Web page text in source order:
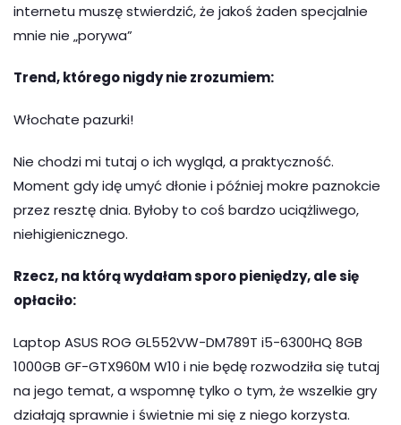
internetu muszę stwierdzić, że jakoś żaden specjalnie
mnie nie „porywa”
Trend, którego nigdy nie zrozumiem:
Włochate pazurki!
Nie chodzi mi tutaj o ich wygląd, a praktyczność.
Moment gdy idę umyć dłonie i później mokre paznokcie
przez resztę dnia. Byłoby to coś bardzo uciążliwego,
niehigienicznego.
Rzecz, na którą wydałam sporo pieniędzy, ale się
opłaciło:
Laptop ASUS ROG GL552VW-DM789T i5-6300HQ 8GB
1000GB GF-GTX960M W10 i nie będę rozwodziła się tutaj
na jego temat, a wspomnę tylko o tym, że wszelkie gry
działają sprawnie i świetnie mi się z niego korzysta.